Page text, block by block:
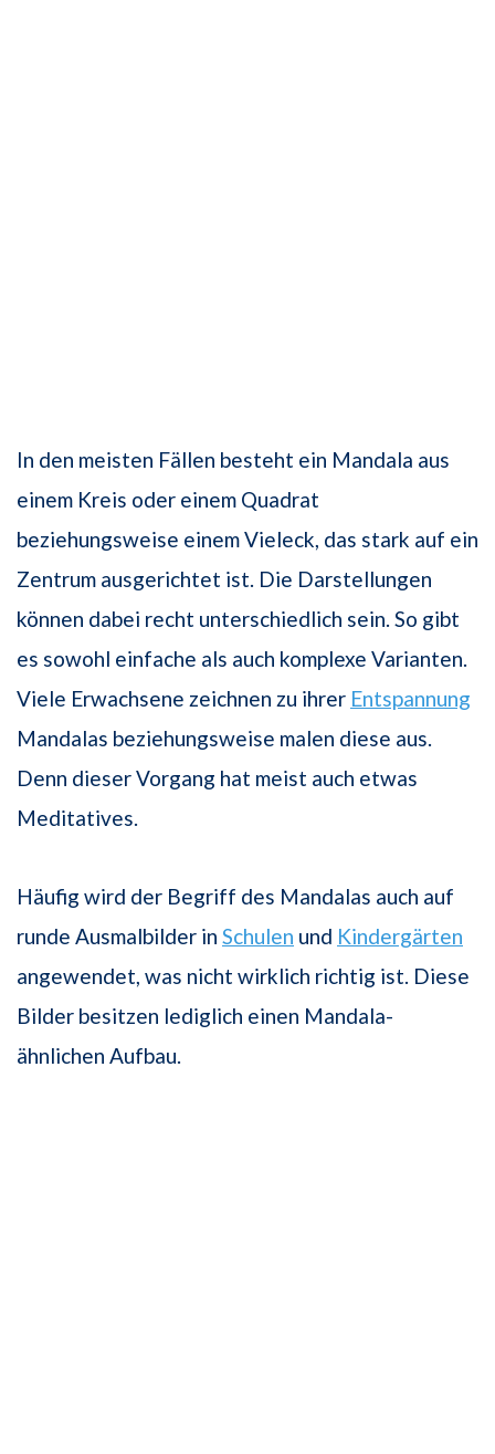
In den meisten Fällen besteht ein Mandala aus
einem Kreis oder einem Quadrat
beziehungsweise einem Vieleck, das stark auf ein
Zentrum ausgerichtet ist. Die Darstellungen
können dabei recht unterschiedlich sein. So gibt
es sowohl einfache als auch komplexe Varianten.
Viele Erwachsene zeichnen zu ihrer Entspannung
Mandalas beziehungsweise malen diese aus.
Denn dieser Vorgang hat meist auch etwas
Meditatives.
Häufig wird der Begriff des Mandalas auch auf
runde Ausmalbilder in Schulen und Kindergärten
angewendet, was nicht wirklich richtig ist. Diese
Bilder besitzen lediglich einen Mandala-
ähnlichen Aufbau.